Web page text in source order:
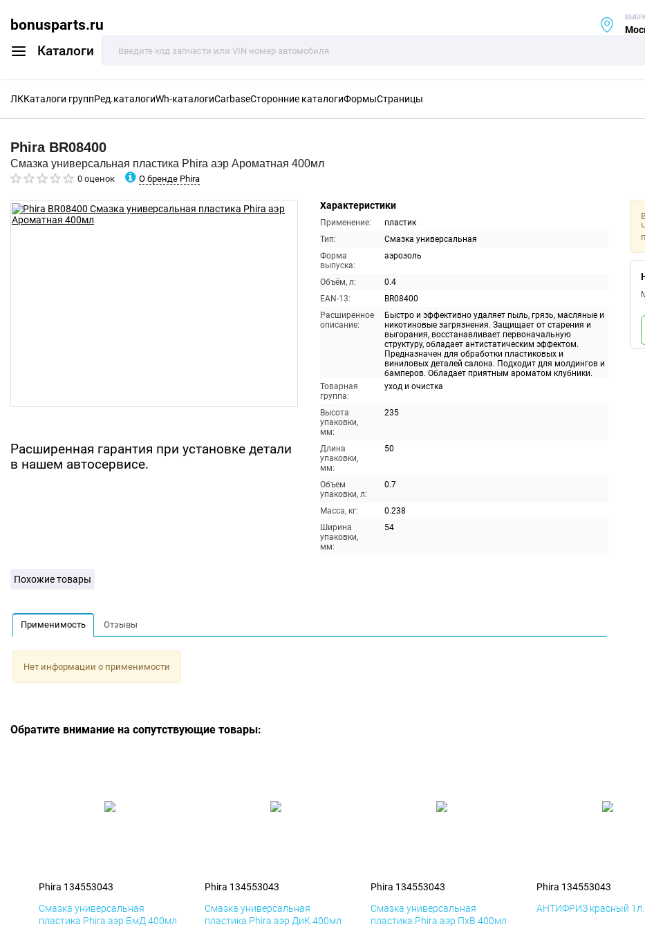
bonusparts.ru
Каталоги
ЛККаталоги группРед.каталогиWh-каталогиCarbaseСторонние каталогиФормыСтраницы
Phira BR08400
Смазка универсальная пластика Phira аэр Ароматная 400мл
0 оценок О бренде Phira
Расширенная гарантия при установке детали
в нашем автосервисе.
Характеристики
Применение:
пластик
Тип:
Смазка универсальная
Форма
выпуска:
аэрозоль
Объём, л:
0.4
EAN-13:
BR08400
Расширенное
описание:
Быстро и эффективно удаляет пыль, грязь, масляные и
никотиновые загрязнения. Защищает от старения и
выгорания, восстанавливает первоначальную
структуру, обладает антистатическим эффектом.
Предназначен для обработки пластиковых и
виниловых деталей салона. Подходит для молдингов и
бамперов. Обладает приятным ароматом клубники.
Товарная
группа:
уход и очистка
Высота
упаковки,
мм:
235
Длина
упаковки,
мм:
50
Объем
упаковки, л:
0.7
Масса, кг:
0.238
Ширина
упаковки,
мм:
54
Похожие товары
Применимость Отзывы
Нет информации о применимости
Обратите внимание на сопутствующие товары:
Phira 134553043
Смазка универсальная
пластика Phira аэр БмД 400мл
Phira 134553043
Смазка универсальная
пластика Phira аэр ДиК 400мл
Phira 134553043
Смазка универсальная
пластика Phira аэр ПхВ 400мл
Phira 134553043
АНТИФРИЗ красный 1л.